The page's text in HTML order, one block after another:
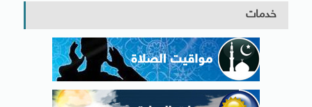
خدمات